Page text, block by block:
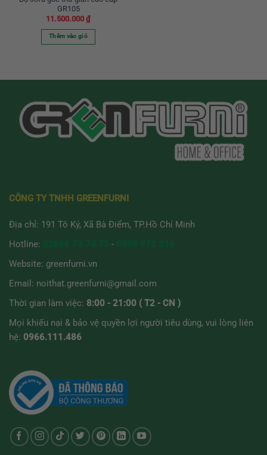
GR105
11.500.000 ₫
Thêm vào giỏ
CÔNG TY TNHH GREENFURNI
Địa chỉ: 191 Tô Ký, Xã Bà Điểm, TP.Hồ Chí Minh
Hotline:
-
Website: greenfurni.vn
Email: noithat.greenfurni@gmail.com
Thời gian làm việc: 8:00 - 21:00 ( T2 - CN )
Mọi khiếu nại & bảo vệ quyền lợi người tiêu dùng, vui lòng liên
hệ: 0966.111.486